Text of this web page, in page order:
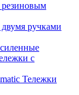
ручками
с
Тележки